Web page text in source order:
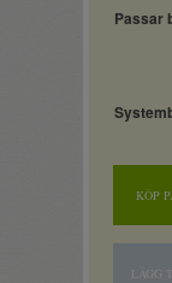
Passar
KÖP
LÄGG